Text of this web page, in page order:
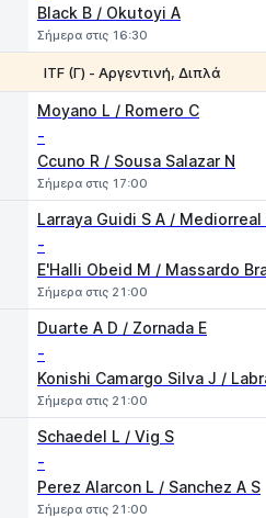
Black B / Okutoyi A
Σήμερα στις 16:30
ITF (Γ) - Αργεντινή, Διπλά
Moyano L / Romero C
-
Ccuno R / Sousa Salazar N
Σήμερα στις 17:00
Larraya Guidi S A / Mediorreal
-
E'Halli Obeid M / Massardo
Σήμερα στις 21:00
Duarte A D / Zornada E
-
Konishi Camargo Silva J /
Σήμερα στις 21:00
Schaedel L / Vig S
-
Perez Alarcon L / Sanchez A S
Σήμερα στις 21:00